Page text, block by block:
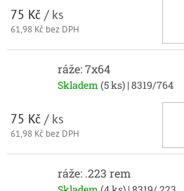
75 Kč / ks
61,98 Kč bez DPH
ráže: 7x64
Skladem (5 ks) | 8319/764
75 Kč / ks
61,98 Kč bez DPH
ráže: .223 rem